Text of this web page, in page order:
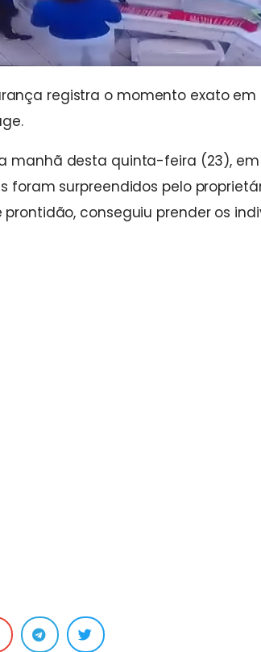
registra o momento exato
manhã desta quinta-feira (23),
foram surpreendidos pelo
conseguiu prender os